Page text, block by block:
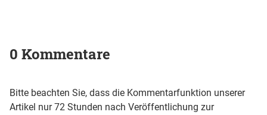
0 Kommentare
Bitte beachten Sie, dass die Kommentarfunktion unserer
Artikel nur 72 Stunden nach Veröffentlichung zur